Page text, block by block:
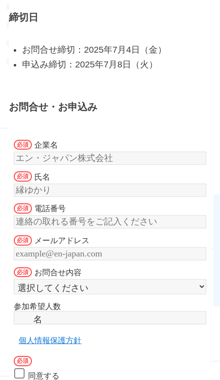
締切日
お問合せ締切：2025年7月4日（金）
申込み締切：2025年7月8日（火）
お問合せ・お申込み
企業名
氏名
電話番号
メールアドレス
お問合せ内容
参加希望人数
個人情報保護方針
同意する